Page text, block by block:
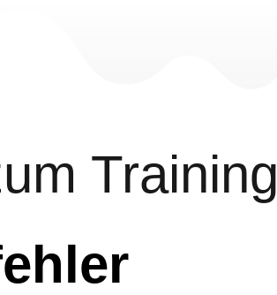
Training